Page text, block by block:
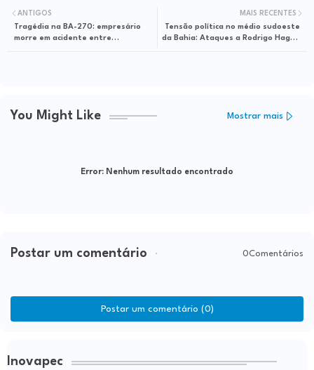
MAIS RECENTES
Tensão política no médio sudoeste
da Bahia: Ataques a Rodrigo Hagge
ANTIGOS
Tragédia na BA-270: empresário
morre em acidente entre
You Might Like Mostrar mais
Error: Nenhum resultado encontrado
Postar um comentário 0Comentários
Postar um comentário (0)
Inovapec